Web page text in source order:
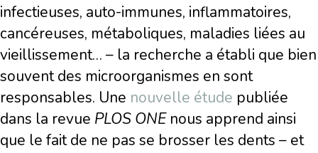
infectieuses, auto-immunes, inflammatoires,
cancéreuses, métaboliques, maladies liées au
vieillissement… – la recherche a établi que bien
souvent des microorganismes en sont
responsables. Une nouvelle étude publiée
dans la revue PLOS ONEnous apprend ainsi
que le fait de ne pas se brosser les dents – et